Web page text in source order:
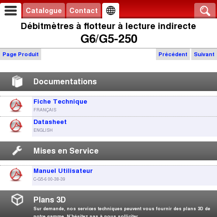
Catalogue Contact
Débitmètres à flotteur à lecture indirecte
G6/G5-250
Précédent Suivant
Page Produit
Documentations
Fiche Technique
FRANÇAIS
Datasheet
ENGLISH
Mises en Service
Manuel Utilisateur
C-G5-6 00-38-39
Plans 3D
Sur demande, nos services techniques peuvent vous fournir des plans 3D de